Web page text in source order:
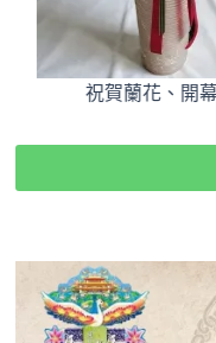
祝賀蘭花、開